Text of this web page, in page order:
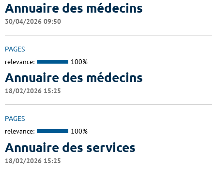
Annuaire des médecins
30/04/2026 09:50
PAGES
relevance: 100%
Annuaire des médecins
18/02/2026 15:25
PAGES
relevance: 100%
Annuaire des services
18/02/2026 15:25